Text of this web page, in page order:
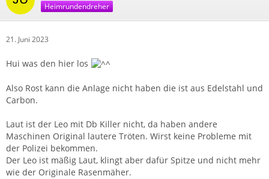
Heimrundendreher
21. Juni 2023
Hui was den hier los
Also Rost kann die Anlage nicht haben die ist aus Edelstahl und
Carbon.
Laut ist der Leo mit Db Killer nicht, da haben andere
Maschinen Original lautere Tröten. Wirst keine Probleme mit
der Polizei bekommen.
Der Leo ist mäßig Laut, klingt aber dafür Spitze und nicht mehr
wie der Originale Rasenmäher.